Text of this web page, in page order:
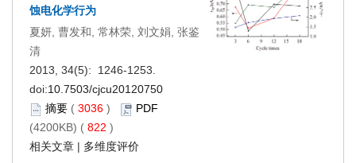
蚀电化学行为
夏妍, 曹发和, 常林荣, 刘文娟, 张鉴
清
2013, 34(5): 1246-1253.
doi:10.7503/cjcu20120750
摘要 ( 3036 )
PDF
(4200KB) ( 822 )
相关文章 | 多维度评价